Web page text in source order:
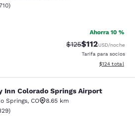
de 3.77 estrellas. Bueno. 1710 reseñas
)
Ahorra 10 %
Precio tachado:
$125Precio con
$112USD/noche
Tarifa para socios
Ver detalles
$124 total
Springs Airport
Inn Colorado Springs Airport
Springs, CO
8.65 km
de 3.72 estrellas. Bueno. 1329 reseñas
)